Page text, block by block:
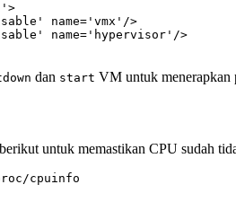
>
name= 'vmx' />
name= 'hypervisor' />
dan start VM untuk menerapkan
untuk memastikan CPU sudah
cpuinfo